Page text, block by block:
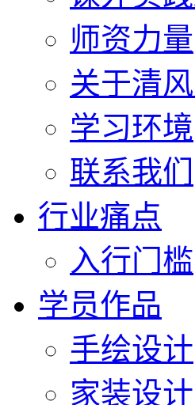
师资力量
关于清
学习环境
联系我们
行业痛点
入行门槛
学员作品
手绘设计
家装设计